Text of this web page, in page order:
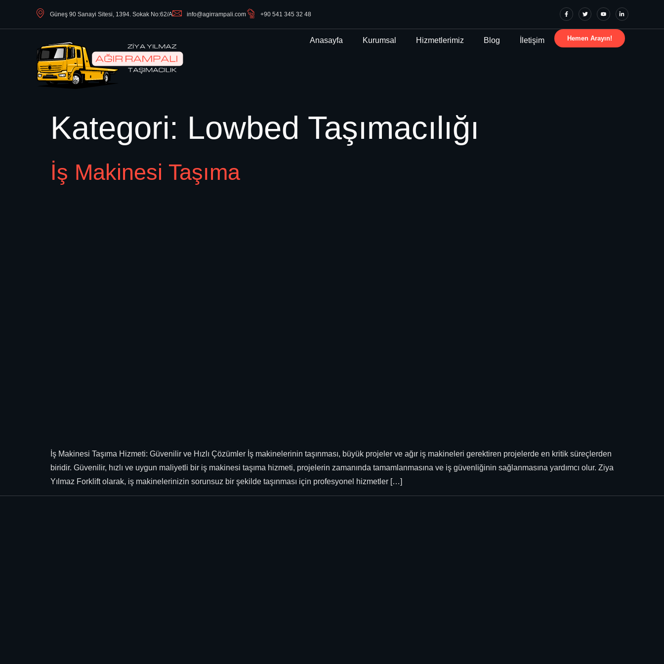
Güneş 90 Sanayi Sitesi, 1394. Sokak No:62/A info@agirrampali.com +90 541 345 32 48
Anasayfa Kurumsal Hizmetlerimiz Blog İletişim Hemen Arayın!
Kategori: Lowbed Taşımacılığı
İş Makinesi Taşıma
İş Makinesi Taşıma Hizmeti: Güvenilir ve Hızlı Çözümler İş makinelerinin taşınması, büyük projeler ve ağır iş makineleri gerektiren projelerde en kritik süreçlerden
biridir. Güvenilir, hızlı ve uygun maliyetli bir iş makinesi taşıma hizmeti, projelerin zamanında tamamlanmasına ve iş güvenliğinin sağlanmasına yardımcı olur. Ziya
Yılmaz Forklift olarak, iş makinelerinizin sorunsuz bir şekilde taşınması için profesyonel hizmetler […]